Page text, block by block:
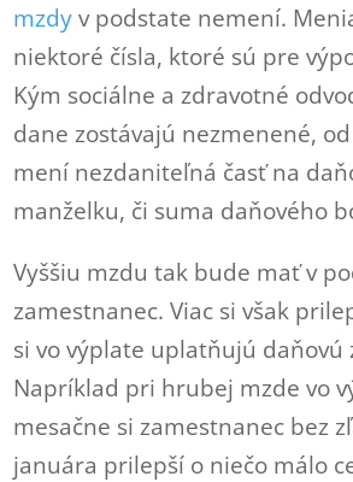
mzdyv podstate nemení.
niektoré čísla, ktoré sú pre
Kým sociálne a zdravotné
dane zostávajú nezmenené,
mení nezdaniteľná časť na
manželku, či suma daňového
Vyššiu mzdu tak bude mať v
zamestnanec. Viac si však
si vo výplate uplatňujú daňovú
Napríklad pri hrubej mzde vo
mesačne si zamestnanec bez
januára prilepší o niečo málo